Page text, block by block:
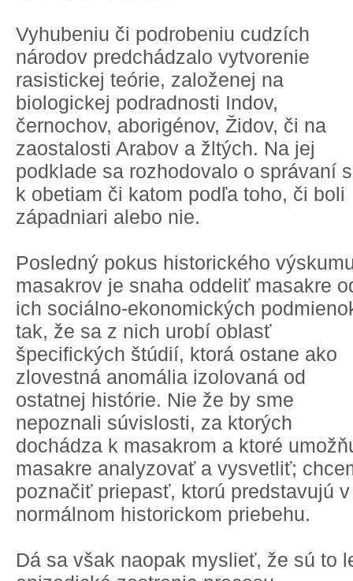
Vyhubeniu či podrobeniu cudzích
národov predchádzalo vytvorenie
rasistickej teórie, založenej na
biologickej podradnosti Indov,
černochov, aborigénov, Židov, či na
zaostalosti Arabov a žltých. Na jej
podklade sa rozhodovalo o správaní
k obetiam či katom podľa toho, či boli
západniari alebo nie.
Posledný pokus historického
masakrov je snaha oddeliť masakre
ich sociálno-ekonomických
tak, že sa z nich urobí oblasť
špecifických štúdií, ktorá ostane ako
zlovestná anomália izolovaná od
ostatnej histórie. Nie že by sme
nepoznali súvislosti, za ktorých
dochádza k masakrom a ktoré
masakre analyzovať a vysvetliť;
poznačiť priepasť, ktorú predstavujú v
normálnom historickom priebehu.
Dá sa však naopak myslieť, že sú to